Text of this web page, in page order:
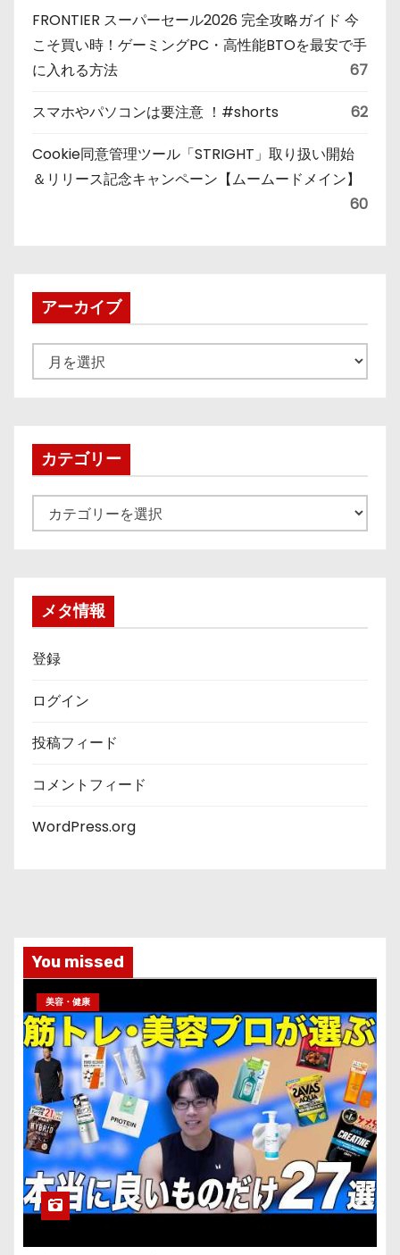
FRONTIER スーパーセール2026 完全攻略ガイド 今
こそ買い時！ゲーミングPC・高性能BTOを最安で手
に入れる方法
67
スマホやパソコンは要注意 ！#shorts 62
Cookie同意管理ツール「STRIGHT」取り扱い開始
＆リリース記念キャンペーン【ムームードメイン】
60
アーカイブ
ー
ブカテゴリー
テ
メタ情報
登録
ログイン
投稿フィード
コメントフィード
WordPress.org
You missed
美容・健康